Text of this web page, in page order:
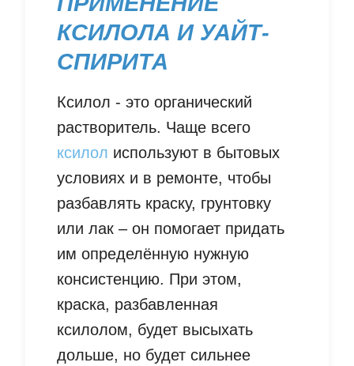
КСИЛОЛА И УАЙТ-
СПИРИТА
Ксилол - это органический
растворитель. Чаще всего
ксилол используют в бытовых
условиях и в ремонте, чтобы
разбавлять краску, грунтовку
или лак – он помогает придать
им определённую нужную
консистенцию. При этом,
краска, разбавленная
ксилолом, будет высыхать
дольше, но будет сильнее